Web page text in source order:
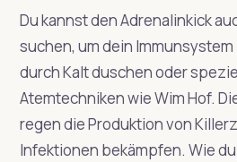
Du kannst den Adrenalinkick
suchen, um dein
durch Kalt duschen oder
Atemtechniken wie Wim Hof.
regen die Produktion von
Infektionen bekämpfen. Wie